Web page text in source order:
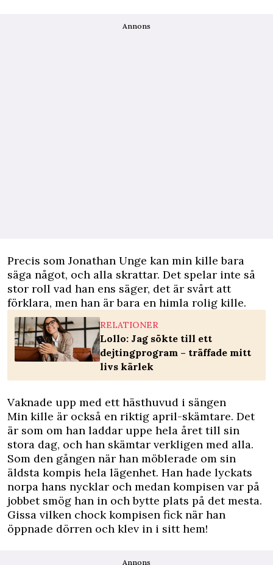
Annons
Precis som Jonathan Unge kan min kille bara
säga något, och alla skrattar. Det spelar inte så
stor roll vad han ens säger, det är svårt att
förklara, men han är bara en himla rolig kille.
RELATIONER
Lollo: Jag sökte till ett
dejtingprogram – träffade mitt
livs kärlek
Vaknade upp med ett hästhuvud i sängen
Min kille är också en riktig april-skämtare. Det
är som om han laddar uppe hela året till sin
stora dag, och han skämtar verkligen med alla.
Som den gången när han möblerade om sin
äldsta kompis hela lägenhet. Han hade lyckats
norpa hans nycklar och medan kompisen var på
jobbet smög han in och bytte plats på det mesta.
Gissa vilken chock kompisen fick när han
öppnade dörren och klev in i sitt hem!
Annons